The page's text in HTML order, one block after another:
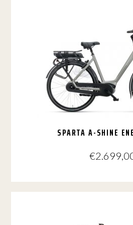
op
de
SPARTA A-SHINE
€